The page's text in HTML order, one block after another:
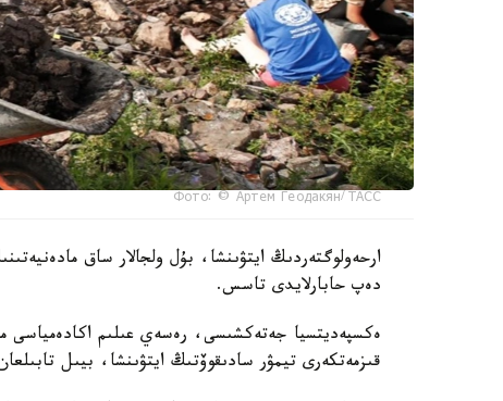
Фото: © Артем Геодакян/ ТАСС
ارحەولوگتەردىڭ ايتۋىنشا، بۇل ولجالار ساق
دەپ حابارلايدى تاسس.
ەكسپەديتسيا جەتەكشىسى، رەسەي عىلىم اكادەمياسى
قىزمەتكەرى تيمۋر سادىقوۆتىڭ ايتۋىنشا، بيىل